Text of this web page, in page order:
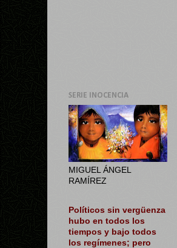
SERIE INOCENCIA
MIGUEL ÁNGEL
RAMÍREZ
Políticos sin vergüenza
hubo en todos los
tiempos y bajo todos
los regímenes; pero